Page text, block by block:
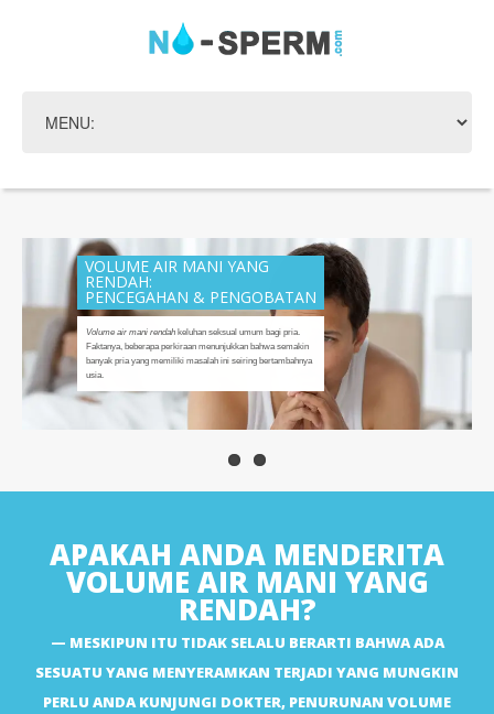
APAKAH ANDA MENDERITA
VOLUME AIR MANI YANG
RENDAH?
MESKIPUN ITU TIDAK SELALU BERARTI BAHWA ADA
SESUATU YANG MENYERAMKAN TERJADI YANG MUNGKIN
PERLU ANDA KUNJUNGI DOKTER, PENURUNAN VOLUME